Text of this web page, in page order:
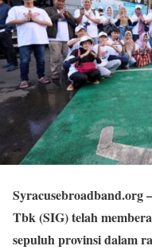
Syracusebroadband.org
Tbk (SIG) telah
sepuluh provinsi dalam